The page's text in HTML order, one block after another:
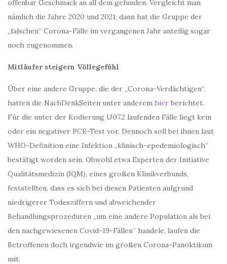
offenbar Geschmack an all dem gefunden. Vergleicht man
nämlich die Jahre 2020 und 2021, dann hat die Gruppe der
„falschen“ Corona-Fälle im vergangenen Jahr anteilig sogar
noch zugenommen.
Mitläufer steigern Völlegefühl
Über eine andere Gruppe, die der „Corona-Verdächtigen“,
hatten die NachDenkSeiten unter anderem hier berichtet.
Für die unter der Kodierung U07.2 laufenden Fälle liegt kein
oder ein negativer PCR-Test vor. Dennoch soll bei ihnen laut
WHO-Definition eine Infektion „klinisch-epedemiologisch“
bestätigt worden sein. Obwohl etwa Experten der Initiative
Qualitätsmedizin (IQM), eines großen Klinikverbunds,
feststellten, dass es sich bei diesen Patienten aufgrund
niedrigerer Todesziffern und abweichender
Behandlungsprozeduren „um eine andere Population als bei
den nachgewiesenen Covid-19-Fällen“ handele, laufen die
Betroffenen doch irgendwie im großen Corona-Panoktikum
mit.